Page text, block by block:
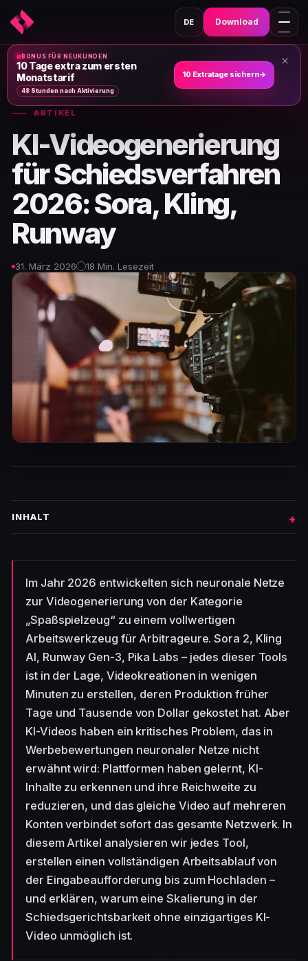
DE Download
Heim›Nachrichten und Artikel›
ARTIKEL
KI-Videogenerierung
für Schiedsverfahren
2026: Sora, Kling,
Runway
31. März 2026 18 Min. Lesezeit
INHALT
Im Jahr 2026 entwickelten sich neuronale Netze
zur Videogenerierung von der Kategorie
„Spaßspielzeug“ zu einem vollwertigen
Arbeitswerkzeug für Arbitrageure. Sora 2, Kling
AI, Runway Gen-3, Pika Labs – jedes dieser Tools
ist in der Lage, Videokreationen in wenigen
Minuten zu erstellen, deren Produktion früher
Tage und Tausende von Dollar gekostet hat. Aber
KI-Videos haben ein kritisches Problem, das in
Werbebewertungen neuronaler Netze nicht
erwähnt wird: Plattformen haben gelernt, KI-
Inhalte zu erkennen und ihre Reichweite zu
reduzieren, und das gleiche Video auf mehreren
Konten verbindet sofort das gesamte Netzwerk. In
diesem Artikel analysieren wir jedes Tool,
erstellen einen vollständigen Arbeitsablauf von
der Eingabeaufforderung bis zum Hochladen –
und erklären, warum eine Skalierung in der
Schiedsgerichtsbarkeit ohne einzigartiges KI-
Video unmöglich ist.
BONUS FÜR NEUKUNDEN
10 Tage extra zum ersten
Monatstarif
48 Stunden nach Aktivierung
10 Extratage sichern→
×